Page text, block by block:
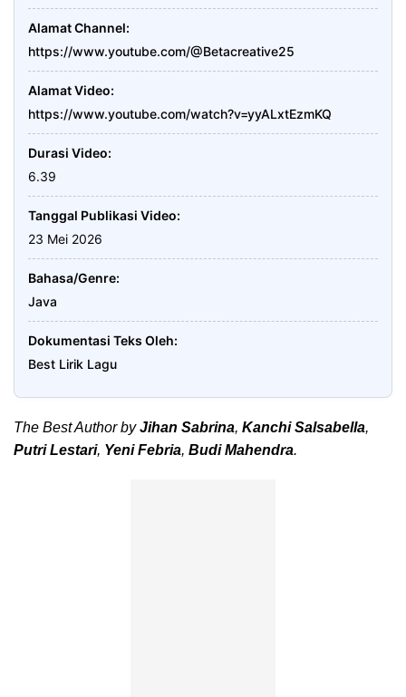
Alamat Channel
https://www.youtube.com/@Betacreative25
Alamat Video
https://www.youtube.com/watch?v=yyALxtEzmKQ
Durasi Video
6.39
Tanggal Publikasi Video
23 Mei 2026
Bahasa/Genre
Java
Dokumentasi Teks Oleh
Best Lirik Lagu
The Best Author byJihan Sabrina, Kanchi Salsabella,
Putri Lestari, Yeni Febria, Budi Mahendra.